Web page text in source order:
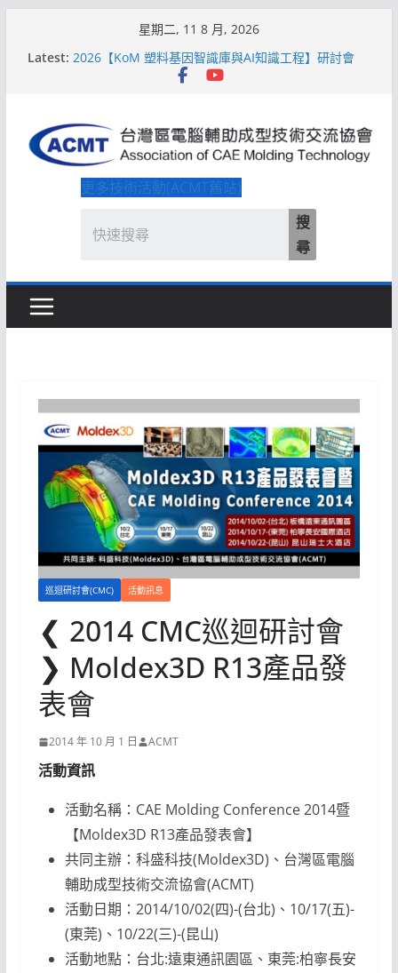
星期二, 11 8 月, 2026
Latest: 2026【KoM 塑料基因智識庫與AI知識工程】研討會
【培訓課程】【ACMT Ｔ零量產】模具估報價：貫穿
具展重磅登場
ACMT打造「Smart Molding 模塑智造平台」主題館
2026【QoM 射出成型高品質穩定生產】研討會
更多技術活動(ACMT舊站)
搜
尋
巡迴研討會(CMC) 活動訊息
❮ 2014 CMC巡迴研討會
❯ Moldex3D R13產品發
表會
2014 年 10 月 1 日 ACMT
活動資訊
活動名稱：CAE Molding Conference 2014暨
【Moldex3D R13產品發表會】
共同主辦：科盛科技(Moldex3D)、台灣區電腦
輔助成型技術交流協會(ACMT)
活動日期：2014/10/02(四)-(台北)、10/17(五)-
(東莞)、10/22(三)-(昆山)
活動地點：台北:遠東通訊園區、東莞:柏寧長安